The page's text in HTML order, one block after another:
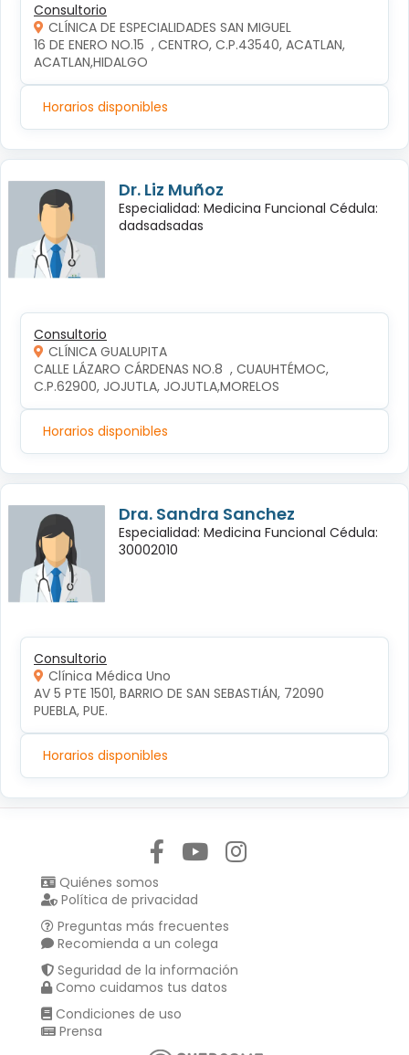
Consultorio
CLÍNICA DE ESPECIALIDADES SAN MIGUEL
16 DE ENERO NO.15  , CENTRO, C.P.43540, ACATLAN,
ACATLAN,HIDALGO
Horarios disponibles
Dr. Liz Muñoz
Especialidad: Medicina Funcional Cédula:
dadsadsadas
Consultorio
CLÍNICA GUALUPITA
CALLE LÁZARO CÁRDENAS NO.8  , CUAUHTÉMOC,
C.P.62900, JOJUTLA, JOJUTLA,MORELOS
Horarios disponibles
Dra. Sandra Sanchez
Especialidad: Medicina Funcional Cédula:
30002010
Consultorio
Clínica Médica Uno
AV 5 PTE 1501, BARRIO DE SAN SEBASTIÁN, 72090
PUEBLA, PUE.
Horarios disponibles
Quiénes somos
Política de privacidad
Preguntas más frecuentes
Recomienda a un colega
Seguridad de la información
Como cuidamos tus datos
Condiciones de uso
Prensa